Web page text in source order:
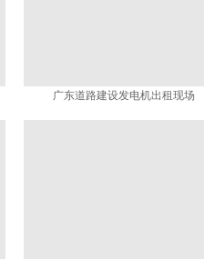
广东道路建设发电机出租现场